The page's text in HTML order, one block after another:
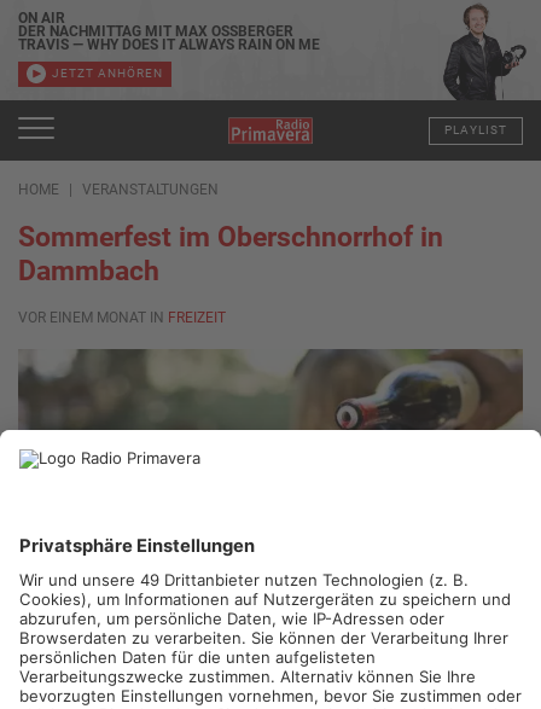
ON AIR
DER NACHMITTAG MIT MAX OSSBERGER
TRAVIS — WHY DOES IT ALWAYS RAIN ON ME
JETZT ANHÖREN
PLAYLIST
HOME VERANSTALTUNGEN
Sommerfest im Oberschnorrhof in
Dammbach
VOR EINEM MONAT IN FREIZEIT